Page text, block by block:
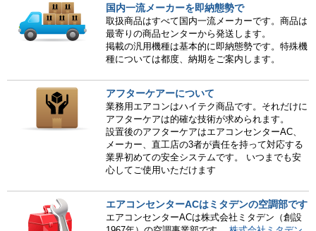
国内一流メーカーを即納態勢で
取扱商品はすべて国内一流メーカーです。商品は
最寄りの商品センターから発送します。
掲載の汎用機種は基本的に即納態勢です。特殊機
種については都度、納期をご案内します。
アフターケアーについて
業務用エアコンはハイテク商品です。それだけに
アフターケアは的確な技術が求められます。
設置後のアフターケアはエアコンセンターAC、
メーカー、直工店の3者が責任を持って対応する
業界初めての安全システムです。 いつまでも安
心してご使用いただけます
エアコンセンターACはミタデンの空調部です
エアコンセンターACは株式会社ミタデン（創設